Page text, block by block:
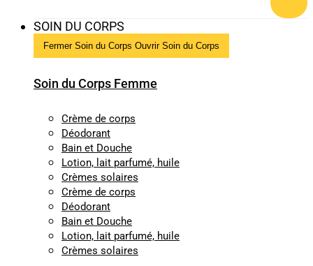
SOIN DU CORPS
Fermer Soin du Corps Ouvrir Soin du Corps
Soin du Corps Femme
Crème de corps
Déodorant
Bain et Douche
Lotion, lait parfumé, huile
Crèmes solaires
Crème de corps
Déodorant
Bain et Douche
Lotion, lait parfumé, huile
Crèmes solaires